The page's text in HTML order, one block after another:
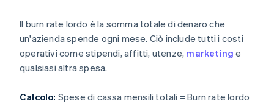
Il burn rate lordo è la somma totale di denaro che
un'azienda spende ogni mese. Ciò include tutti i costi
operativi come stipendi, affitti, utenze, marketing e
qualsiasi altra spesa.
Calcolo: Spese di cassa mensili totali = Burn rate lordo